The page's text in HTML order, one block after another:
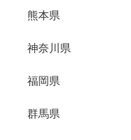
熊本県
神奈川県
福岡県
群馬県